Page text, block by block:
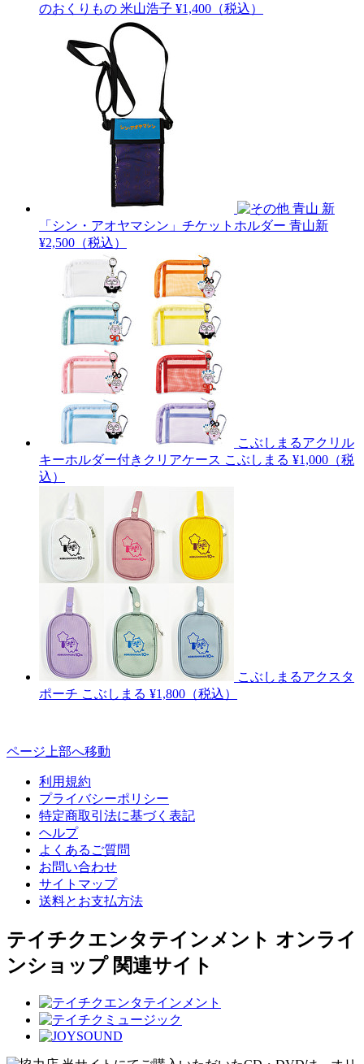
のおくりもの 米山浩子 ¥1,400（税込）
青山 新
「シン・アオヤマシン」チケットホルダー 青山新
¥2,500（税込）
こぶしまるアクリル
キーホルダー付きクリアケース こぶしまる ¥1,000（税
込）
こぶしまるアクスタ
ポーチ こぶしまる ¥1,800（税込）
ページ上部へ移動
利用規約
プライバシーポリシー
特定商取引法に基づく表記
ヘルプ
よくあるご質問
お問い合わせ
サイトマップ
送料とお支払方法
テイチクエンタテインメント オンライ
ンショップ 関連サイト